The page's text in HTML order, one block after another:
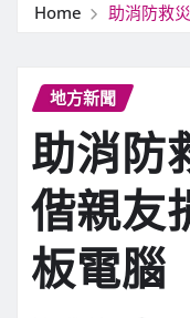
Home 助消防救
地方新聞
助消防
偕親友
板電腦